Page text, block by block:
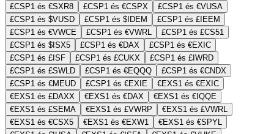
£CSP1 és €SXR8 £CSP1 és €CSPX
£CSP1 és €VUSA
£CSP1 és $VUSD
£CSP1 és $IDEM
£CSP1 és £IEEM
£CSP1 és €VWCE
£CSP1 és €VWRL
£CSP1 és £CS51
£CSP1 és $ISX5
£CSP1 és €DAX
£CSP1 és €EXIC
£CSP1 és £ISF
£CSP1 és £CUKX
£CSP1 és £IWRD
£CSP1 és £SWLD
£CSP1 és €EQQQ
£CSP1 és €CNDX
£CSP1 és €MEUD
£CSP1 és €EXIE
€EXS1 és €EXIC
€EXS1 és £DAXX
€EXS1 és €DAX
€EXS1 és €IQQE
€EXS1 és £SEMA
€EXS1 és £VWRP
€EXS1 és £VWRL
€EXS1 és €CSX5
€EXS1 és €EXW1
€EXS1 és €SPYL